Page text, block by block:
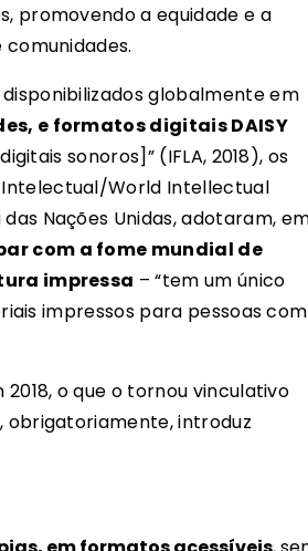
promovendo a equidade e a
globalmente em
e formatos digitais DAISY
sonoros]” (IFLA, 2018), os
Intelectual/World Intellectual
Nações Unidas, adotaram,
com a fome mundial de
impressa – “tem um único
impressos para pessoas com
o que o tornou vinculativo
obrigatoriamente, introduz